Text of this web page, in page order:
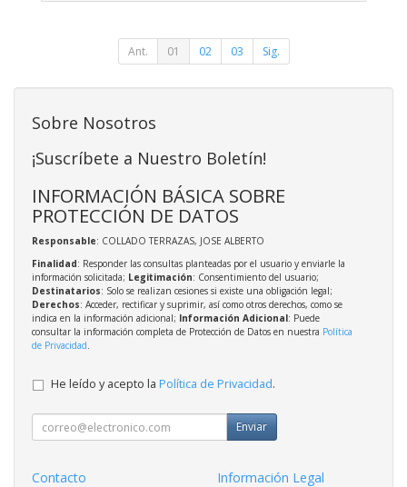
Ant. 01 02 03 Sig.
Sobre Nosotros
¡Suscríbete a Nuestro Boletín!
INFORMACIÓN BÁSICA SOBRE
PROTECCIÓN DE DATOS
Responsable: COLLADO TERRAZAS, JOSE ALBERTO
Finalidad: Responder las consultas planteadas por el usuario y enviarle la
información solicitada; Legitimación: Consentimiento del usuario;
Destinatarios: Solo se realizan cesiones si existe una obligación legal;
Derechos: Acceder, rectificar y suprimir, así como otros derechos, como se
indica en la información adicional; Información Adicional: Puede
consultar la información completa de Protección de Datos en nuestra Política
de Privacidad.
He leído y acepto la Política de Privacidad.
Enviar
Contacto Información Legal